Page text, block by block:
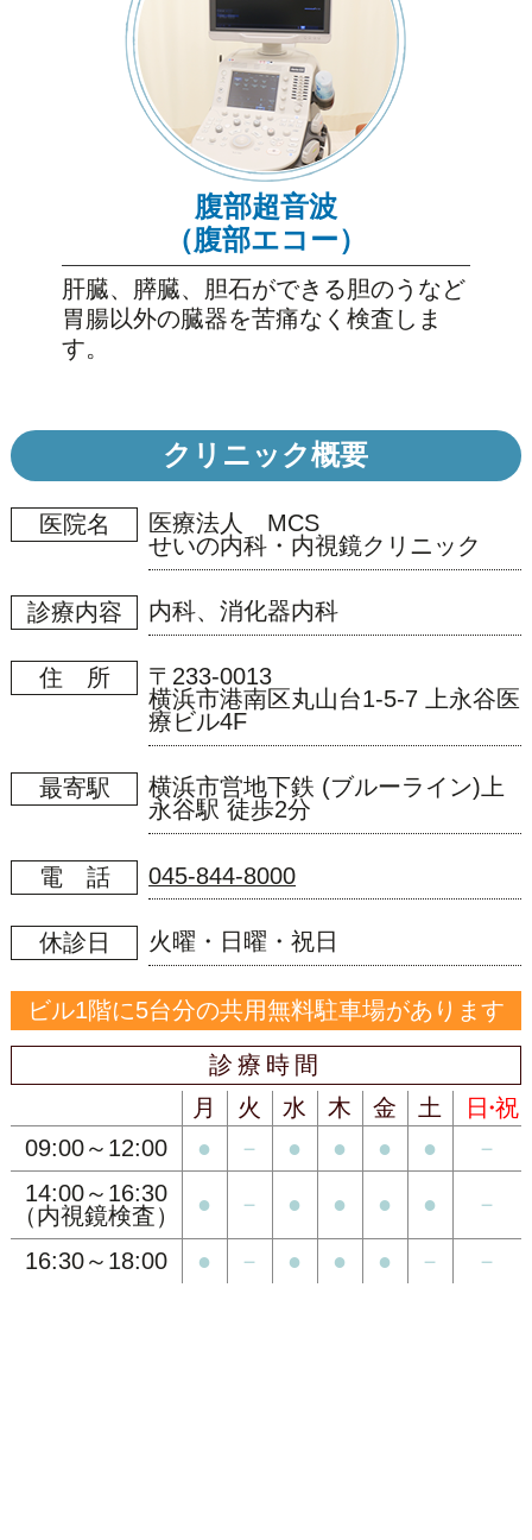
腹部超音波
（腹部エコー）
肝臓、膵臓、胆石ができる胆のうなど
胃腸以外の臓器を苦痛なく検査しま
す。
クリニック概要
医院名
医療法人 MCS
せいの内科・内視鏡クリニック
診療内容 内科、消化器内科
住 所
〒233-0013
横浜市港南区丸山台1-5-7 上永谷医
療ビル4F
最寄駅
横浜市営地下鉄 (ブルーライン)上
永谷駅 徒歩2分
電 話 045-844-8000
休診日 火曜・日曜・祝日
ビル1階に5台分の共用無料駐車場があります
診療時間
月 火 水 木 金 土
日・祝
09:00～12:00
● － ● ● ● ●
－
14:00～16:30
（内視鏡検査）
● － ● ● ● ● －
16:30～18:00 ● － ● ● ● － －